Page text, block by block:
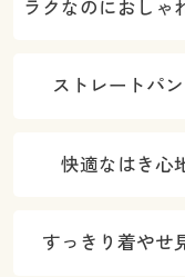
ラクなのにおしゃ
ストレートパ
快適なはき心
すっきり着やせ